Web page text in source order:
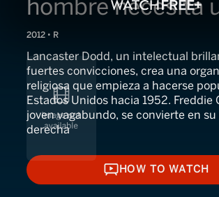
hombre necesita
2012 • R
Lancaster Dodd, un intelectual
fuertes convicciones, crea una
religiosa que empieza a hacerse
Estados Unidos hacia 1952. Freddie
joven vagabundo, se convierte en
derecha
HOW TO
HOW TO WATCH